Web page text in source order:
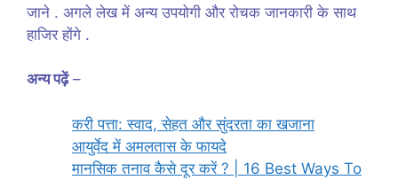
जाने . अगले लेख में अन्य उपयोगी और रोचक जानकारी के साथ
हाजिर होंगे .
अन्य पढ़ें–
करी पत्ता: स्वाद, सेहत और सुंदरता का खजाना
आयुर्वेद में अमलतास के फायदे
मानसिक तनाव कैसे दूर करें ? | 16 Best Ways To